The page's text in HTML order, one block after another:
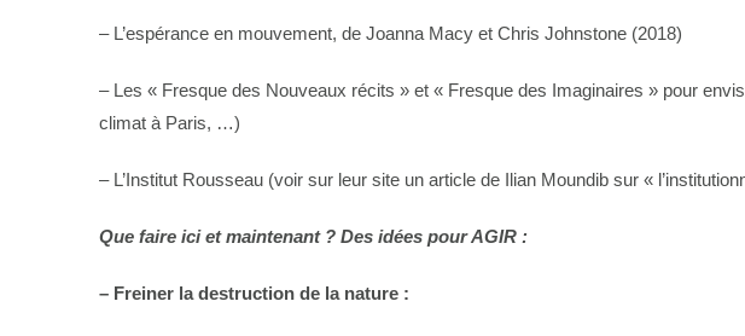
– L’espérance en mouvement, de Joanna Macy et Chris Johnstone (2018)
– Les « Fresque des Nouveaux récits » et « Fresque des Imaginaires » pour
climat à Paris, …)
– L’Institut Rousseau (voir sur leur site un article de Ilian Moundib sur «
Que faire ici et maintenant ? Des idées pour AGIR :
– Freiner la destruction de la nature :